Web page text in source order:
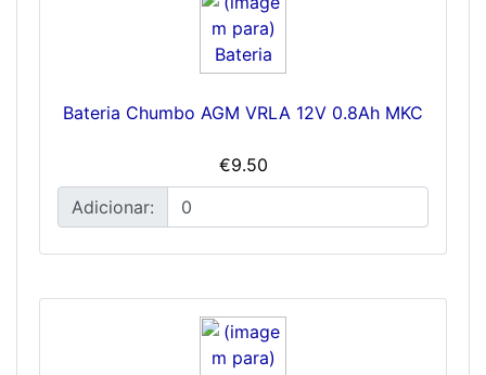
Bateria Chumbo AGM VRLA 12V 0.8Ah MKC
€9.50
Adicionar: